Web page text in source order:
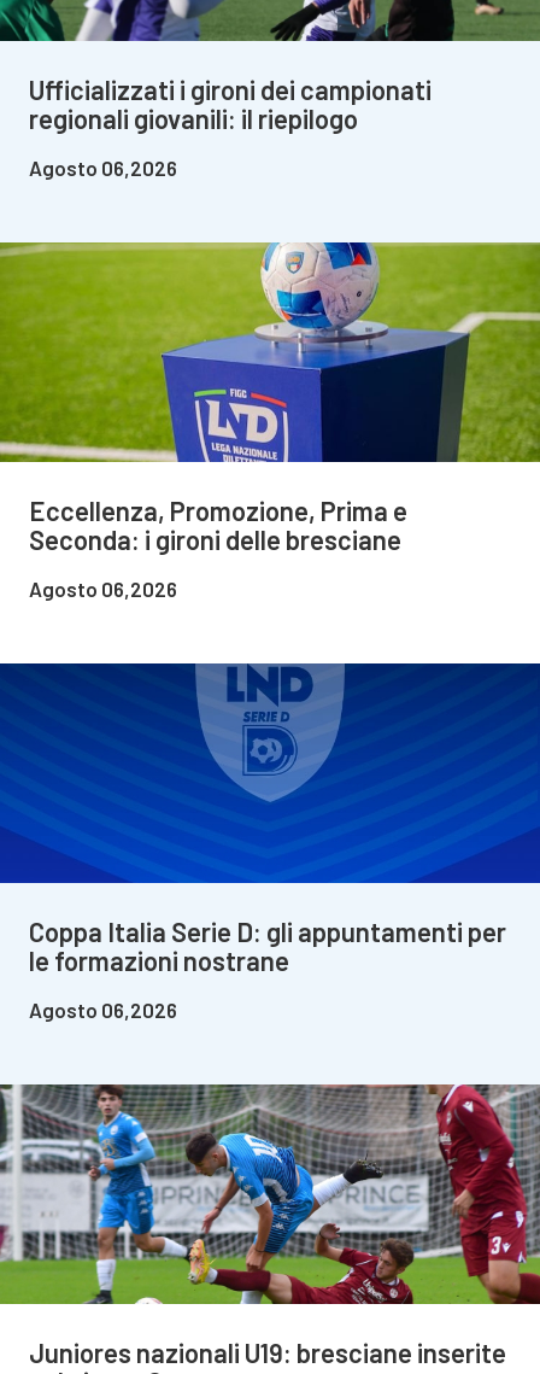
Ufficializzati i gironi dei campionati
regionali giovanili: il riepilogo
Agosto 06,2026
Eccellenza, Promozione, Prima e
Seconda: i gironi delle bresciane
Agosto 06,2026
Coppa Italia Serie D: gli appuntamenti per
le formazioni nostrane
Agosto 06,2026
Juniores nazionali U19: bresciane inserite